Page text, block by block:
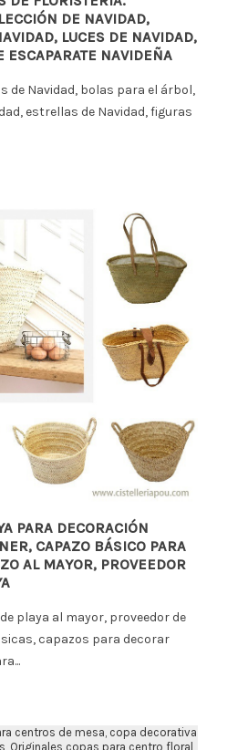
DE NAVIDAD,
LUCES DE NAVIDAD,
ESCAPARATE NAVIDEÑA
de Navidad, bolas para el árbol,
estrellas de Navidad, figuras
PARA DECORACIÓN
CAPAZO BÁSICO PARA
AL MAYOR, PROVEEDOR
playa al mayor, proveedor de
capazos para decorar